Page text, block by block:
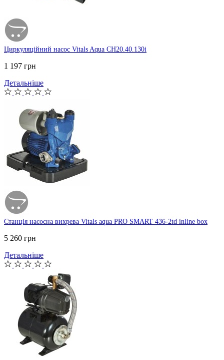
Циркуляційний насос Vitals Aqua CH20.40.130i
1 197 грн
Детальніше
Станція насосна вихрева Vitals aqua PRO SMART 436-2td inline box
5 260 грн
Детальніше